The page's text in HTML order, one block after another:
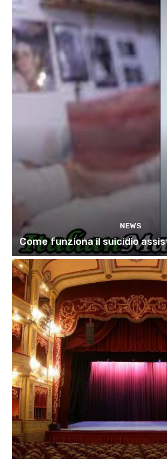
NEWS
Come funziona il suicidio